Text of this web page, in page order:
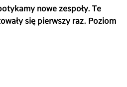
nowe zespoły. Te
się pierwszy raz. Poziom